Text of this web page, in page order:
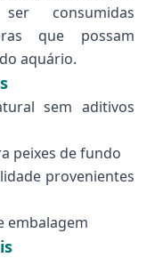
consumidas
que possam
aquário.
sem aditivos
peixes de fundo
provenientes
embalagem